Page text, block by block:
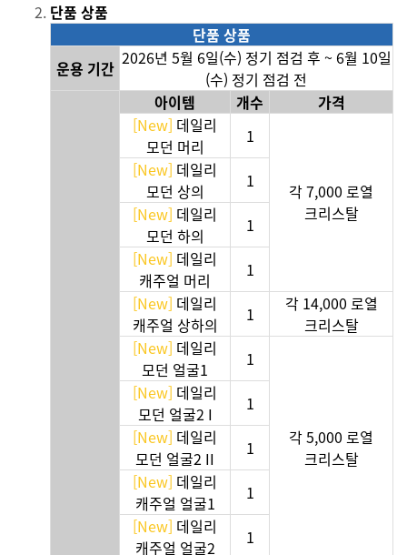
단품 상품
단품 상품
운용 기간 2026년 5월 6일(수) 정기 점검 후 ~ 6월 10일
(수) 정기 점검 전
아이템 개수
가격
[New] 데일리
모던 머리
1
각 7,000 로열
크리스탈
[New] 데일리
모던 상의
1
[New] 데일리
모던 하의
1
[New] 데일리
캐주얼 머리
1
[New] 데일리
캐주얼 상하의
1
각 14,000 로열
크리스탈
[New] 데일리
모던 얼굴1
1
각 5,000 로열
크리스탈
[New] 데일리
모던 얼굴2 I
1
[New] 데일리
모던 얼굴2 II
1
[New] 데일리
캐주얼 얼굴1
1
[New] 데일리
캐주얼 얼굴2
1